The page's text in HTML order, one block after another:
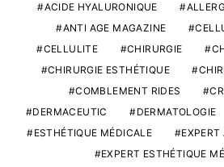
ACIDE HYALURONIQUE
ANTI AGE MAGAZINE
CELLULITE
CHIRURGIE
CHIRURGIE ESTHÉTIQUE
COMBLEMENT RIDES
DERMACEUTIC
DERMATOLOGIE
ESTHÉTIQUE MÉDICALE
EXPERT ESTHÉTIQUE